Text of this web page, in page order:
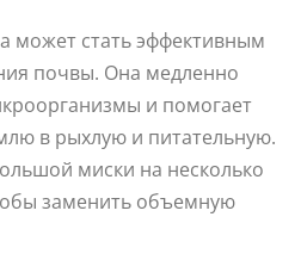
может стать эффективным
почвы. Она медленно
и помогает
в рыхлую и питательную.
миски на несколько
заменить объемную